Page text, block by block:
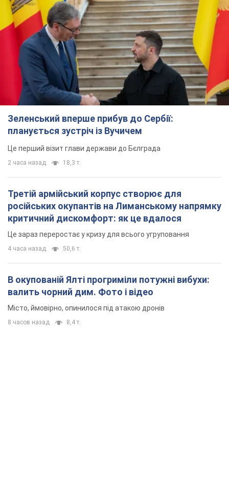
Зеленський вперше прибув до Сербії:
планується зустріч із Вучичем
Це перший візит глави держави до Бєлграда
2 часа назад 18,3 т.
Третій армійський корпус створює для
російських окупантів на Лиманському напрямку
критичний дискомфорт: як це вдалося
Це зараз переростає у кризу для всього угруповання
4 часа назад 50,6 т.
В окупованій Ялті прогриміли потужні вибухи:
валить чорний дим. Фото і відео
Місто, ймовірно, опинилося під атакою дронів
8 часов назад 8,4 т.